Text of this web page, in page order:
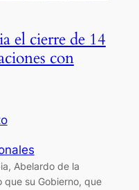
el cierre de 14
con
Abelardo de la
que su Gobierno, que